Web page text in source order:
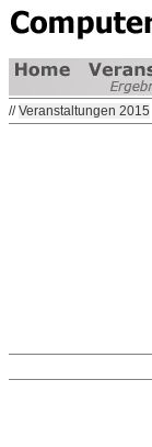
//Veranstaltungen 2015